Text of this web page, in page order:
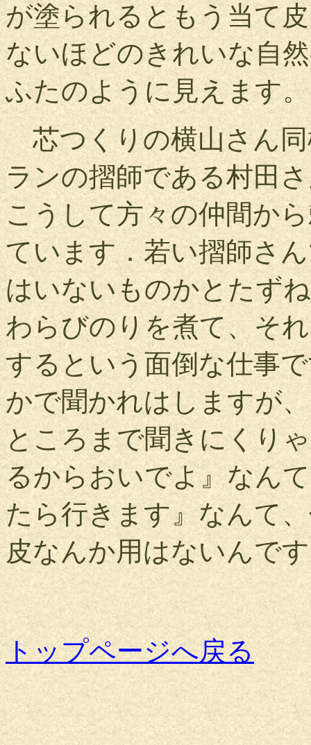
が塗られるともう当て
ないほどのきれいな自
ふたのように見えます。
芯つくりの横山さん同
ランの摺師である村田
こうして方々の仲間か
ています．若い摺師さ
はいないものかとたず
わらびのりを煮て、そ
するという面倒な仕事
かで聞かれはしますが
ところまで聞きにくり
るからおいでよ』なん
たら行きます』なんて
皮なんか用はないんで
トップページへ戻る